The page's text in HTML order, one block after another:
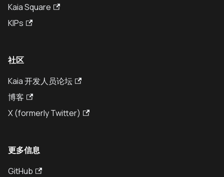
Kaia Square
KIPs
社区
Kaia 开发人员论坛
博客
X (formerly Twitter)
更多信息
GitHub